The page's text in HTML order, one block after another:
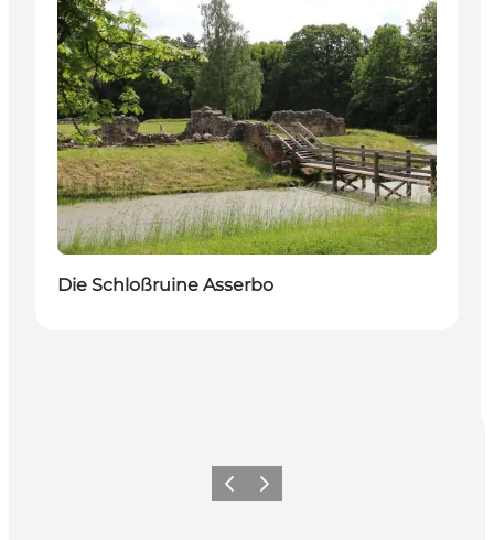
Die Schloßruine Asserbo
ZurückWeiter